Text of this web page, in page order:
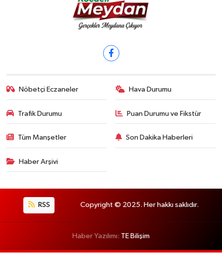
Nöbetçi Eczaneler Hava Durumu
Trafik Durumu Puan Durumu ve Fikstür
Tüm Manşetler Son Dakika Haberleri
Haber Arşivi
RSS Copyright © 2025. Her hakkı saklıdır.
Haber Yazılımı: TE Bilişim